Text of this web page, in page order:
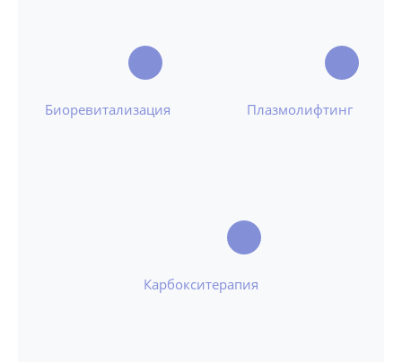
Биоревитализация Плазмолифтинг
Карбокситерапия